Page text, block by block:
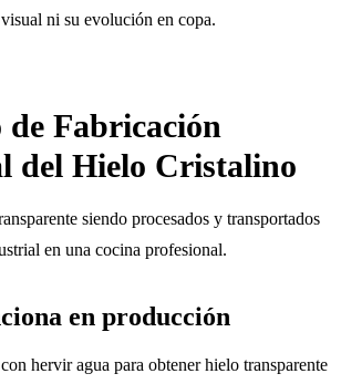
ni su evolución en copa.
de Fabricación
del Hielo Cristalino
en producción
hervir agua para obtener hielo transparente